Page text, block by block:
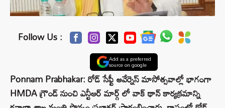
Follow Us :
Add as a preferred
source on google
Ponnam Prabhakar: రోడ్ సేఫ్టీ అవేర్నెస్ మాసోత్సవాల్లో భాగంగా
HMDA గ్రౌండ్ నుంచి ఎన్టీఆర్ మార్గ్ లో వాక్ థాన్ కార్యక్రమాన్ని